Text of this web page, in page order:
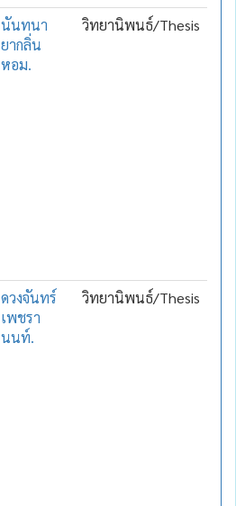
นันทนา
ยากลิ่น
หอม.
วิทยานิพนธ์/Thesis
ดวงจันทร์
เพชรา
นนท์.
วิทยานิพนธ์/Thesis